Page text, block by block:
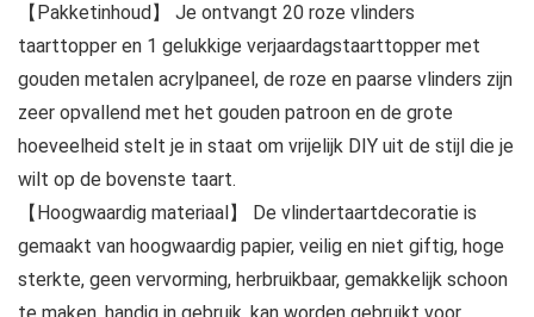
【Pakketinhoud】 Je ontvangt 20 roze vlinders
taarttopper en 1 gelukkige verjaardagstaarttopper met
gouden metalen acrylpaneel, de roze en paarse vlinders zijn
zeer opvallend met het gouden patroon en de grote
hoeveelheid stelt je in staat om vrijelijk DIY uit de stijl die je
wilt op de bovenste taart.
【Hoogwaardig materiaal】 De vlindertaartdecoratie is
gemaakt van hoogwaardig papier, veilig en niet giftig, hoge
sterkte, geen vervorming, herbruikbaar, gemakkelijk schoon